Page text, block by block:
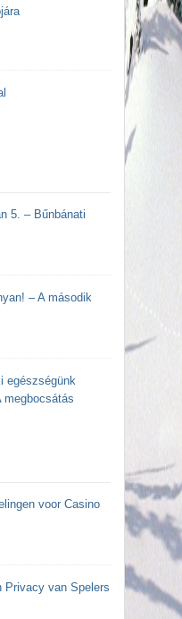
5. – Bűnbánati
– A második
egészségünk
voor Casino
Privacy van Spelers